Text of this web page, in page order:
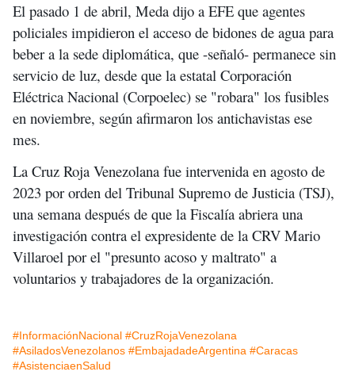
El pasado 1 de abril, Meda dijo a EFE que agentes
policiales impidieron el acceso de bidones de agua para
beber a la sede diplomática, que -señaló- permanece sin
servicio de luz, desde que la estatal Corporación
Eléctrica Nacional (Corpoelec) se "robara" los fusibles
en noviembre, según afirmaron los antichavistas ese
mes.
La Cruz Roja Venezolana fue intervenida en agosto de
2023 por orden del Tribunal Supremo de Justicia (TSJ),
una semana después de que la Fiscalía abriera una
investigación contra el expresidente de la CRV Mario
Villaroel por el "presunto acoso y maltrato" a
voluntarios y trabajadores de la organización.
#InformaciónNacional #CruzRojaVenezolana
#AsiladosVenezolanos #EmbajadadeArgentina #Caracas
#AsistenciaenSalud